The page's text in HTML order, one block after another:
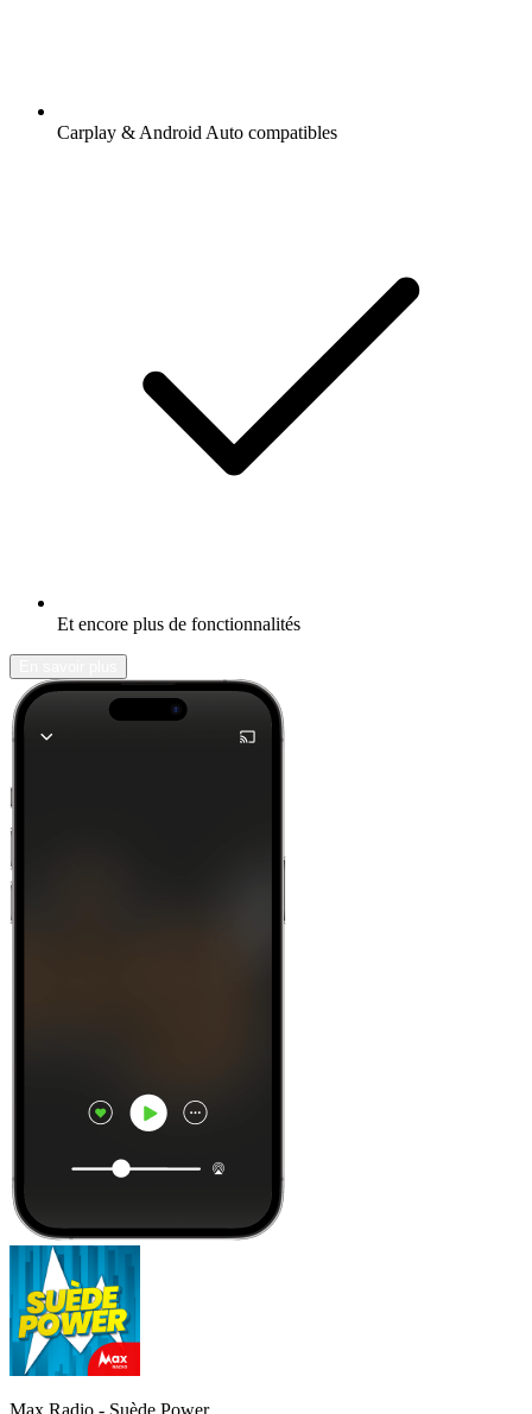
Carplay & Android Auto compatibles
Et encore plus de fonctionnalités
Max Radio - Suède Power